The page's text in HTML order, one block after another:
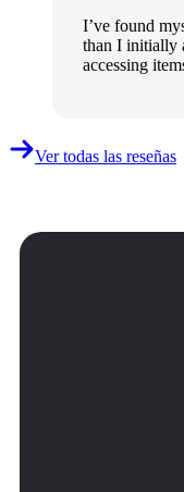
I’ve found
than I initially
accessing
Ver todas las reseñas